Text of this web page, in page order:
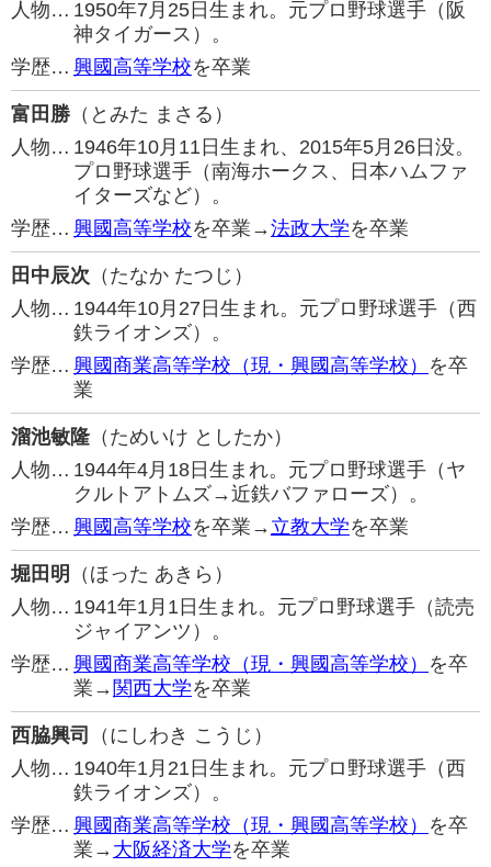
人物… 1950年7月25日生まれ。元プロ野球選手（阪
神タイガース）。
学歴… 興國高等学校を卒業
富田勝 （とみた まさる）
人物… 1946年10月11日生まれ、2015年5月26日没。
プロ野球選手（南海ホークス、日本ハムファ
イターズなど）。
学歴… 興國高等学校を卒業→法政大学を卒業
田中辰次 （たなか たつじ）
人物… 1944年10月27日生まれ。元プロ野球選手（西
鉄ライオンズ）。
学歴… 興國商業高等学校（現・興國高等学校） を卒
業
溜池敏隆 （ためいけ としたか）
人物… 1944年4月18日生まれ。元プロ野球選手（ヤ
クルトアトムズ→近鉄バファローズ）。
学歴… 興國高等学校を卒業→ 立教大学を卒業
堀田明
（ほった あきら）
人物… 1941年1月1日生まれ。元プロ野球選手（読売
ジャイアンツ）。
学歴… 興國商業高等学校（現・興國高等学校） を卒
業→ 関西大学を卒業
西脇興司
（にしわき こうじ）
人物… 1940年1月21日生まれ。元プロ野球選手（西
鉄ライオンズ）。
学歴… 興國商業高等学校（現・興國高等学校） を卒
業→ 大阪経済大学を卒業